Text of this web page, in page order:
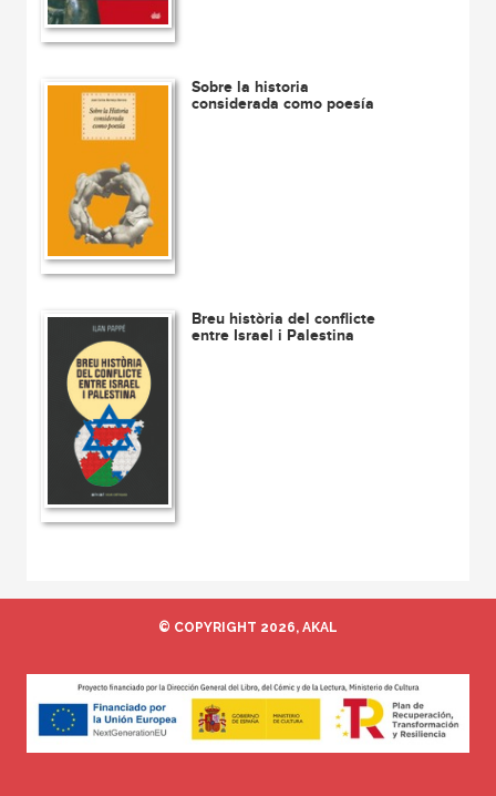
Sobre la historia
considerada como poesía
Breu història del conflicte
entre Israel i Palestina
© COPYRIGHT 2026, AKAL